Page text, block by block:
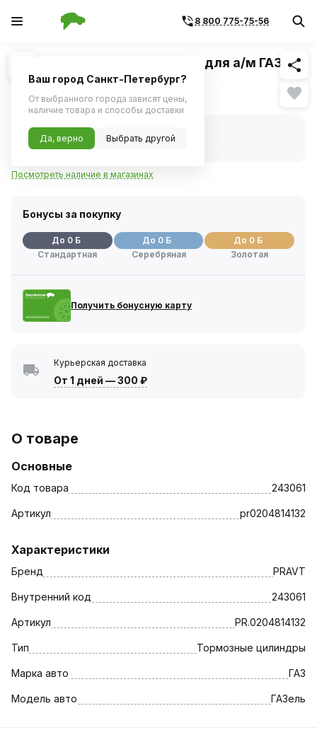
8 800 775-75-56
1/1 Похожие
Цилиндр тормозной главный для а/м ГАЗель
NEXT с бачком (PRAVT)
Нет в наличии
Нет в наличии
Код товара:243061
Артикул:pr0204814132
Посмотреть наличие в магазинах
Бонусы за покупку
До 0 Б
Стандартная
До 0 Б
Серебряная
До 0 Б
Золотая
Получить бонусную карту
Курьерская доставка
От 1 дней —300 ₽
О товаре
Основные
Код товара 243061
Артикул pr0204814132
Характеристики
Бренд PRAVT
Внутренний код 243061
Артикул PR.0204814132
Тип Тормозные цилиндры
Марка авто ГАЗ
Модель авто ГАЗель
Ваш город Санкт-Петербург?
От выбранного города зависят цены,
наличие товара и способы доставки
Да, верно Выбрать другой